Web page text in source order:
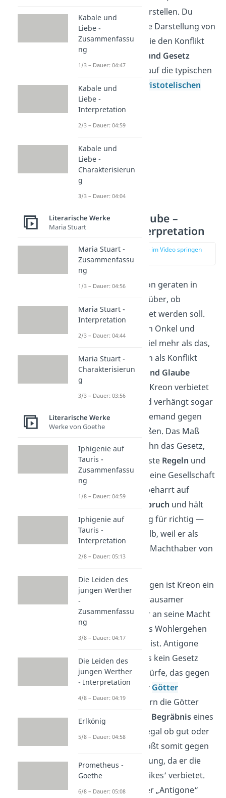
wir dir nun drei vorstellen. Du
kannst im Werk die Darstellung von
Gut und Bösesowie den Konflikt
zwischen
Glaube und Gesetz
untersuchen und auf die typischen
Merkmale eines
aristotelischen
Dramas
Gesetz vs. Glaube –
Antigone Interpretation
zur Stelle im Video springen
(01:52)
Antigone und Kreon geraten in
darüber, ob
Polyneikes bestattet werden soll.
Der Streit zwischen Onkel und
Nichte ist jedoch viel mehr als das,
denn du kannst ihn als Konflikt
zwischenGesetz und Glaube
betrachten. König Kreon verbietet
die Bestattung und verhängt sogar
eine Strafe, sollte jemand gegen
das Verbot verstoßen. Das Maß
aller Dinge ist für ihn das Gesetz,
denn nur durch feste Regeln und
Vorschriften kann eine Gesellschaft
funktionieren. Er beharrt auf
Machtanspruch und hält
seine Entscheidung für richtig —
allein schon deshalb, weil er als
König der oberste Machthaber von
Theben ist.
Für Antigone dagegen ist Kreon ein
Tyrann
, also ein grausamer
Herrscher, der nur an seine Macht
denkt und dem das Wohlergehen
seines Volkes egal ist. Antigone
argumentiert, dass kein Gesetz
erlassen werden dürfe, das gegen
dieRichtlinien der Götter
verstoße. So fordern die Götter
beispielsweise das Begräbnis eines
jeden Menschen, egal ob gut oder
böse. Kreon verstößt somit gegen
die göttliche Ordnung, da er die
Beisetzung Polyneikes‘ verbietet.
Du kannst in deiner „Antigone“
Kabale und
Liebe -
Zusammenfassu
ng
1/3 – Dauer: 04:47
Kabale und
Liebe -
Interpretation
2/3 – Dauer: 04:59
Kabale und
Liebe -
Charakterisierun
g
3/3 – Dauer: 04:04
Literarische Werke
Maria Stuart
Maria Stuart -
Zusammenfassu
ng
1/3 – Dauer: 04:56
Maria Stuart -
Interpretation
2/3 – Dauer: 04:44
Maria Stuart -
Charakterisierun
g
3/3 – Dauer: 03:56
Literarische Werke
Werke von Goethe
Iphigenie auf
Tauris -
Zusammenfassu
ng
1/8 – Dauer: 04:59
Iphigenie auf
Tauris -
Interpretation
2/8 – Dauer: 05:13
Die Leiden des
jungen Werther
-
Zusammenfassu
ng
3/8 – Dauer: 04:17
Die Leiden des
jungen Werther
- Interpretation
4/8 – Dauer: 04:19
Erlkönig
5/8 – Dauer: 04:58
Prometheus -
Goethe
6/8 – Dauer: 05:08